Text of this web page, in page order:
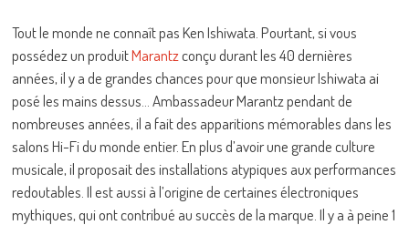
Tout le monde ne connaît pas Ken Ishiwata. Pourtant, si vous
possédez un produitMarantzconçu durant les 40 dernières
années, il y a de grandes chances pour que monsieur Ishiwata ai
posé les mains dessus… Ambassadeur Marantz pendant de
nombreuses années, il a fait des apparitions mémorables dans les
salons Hi-Fi du monde entier. En plus d’avoir une grande culture
musicale, il proposait des installations atypiques aux performances
redoutables. Il est aussi à l’origine de certaines électroniques
mythiques, qui ont contribué au succès de la marque. Il y a à peine 1